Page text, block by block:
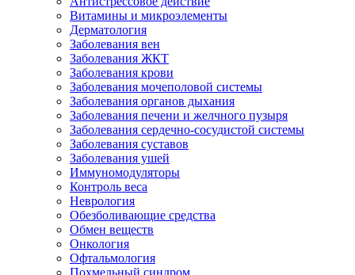
Витамины и микроэлементы
Дерматология
Заболевания вен
Заболевания ЖКТ
Заболевания крови
Заболевания мочеполовой системы
Заболевания органов дыхания
Заболевания печени и желчного пузыря
Заболевания сердечно-сосудистой системы
Заболевания суставов
Заболевания ушей
Иммуномодуляторы
Контроль веса
Неврология
Обезболивающие средства
Обмен веществ
Онкология
Офтальмология
Похмельный синдром